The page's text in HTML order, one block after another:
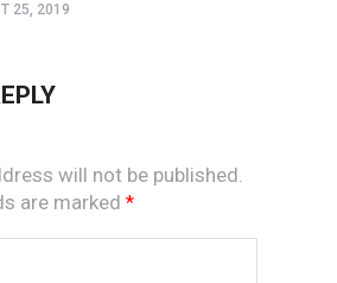
25, 2019
will not be published.
are marked *